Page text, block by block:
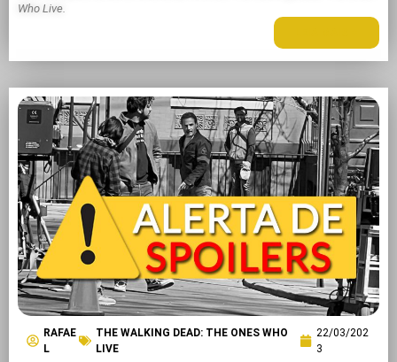
Who Live.
RAFAE
L
THE WALKING DEAD: THE ONES WHO
LIVE
22/03/202
3